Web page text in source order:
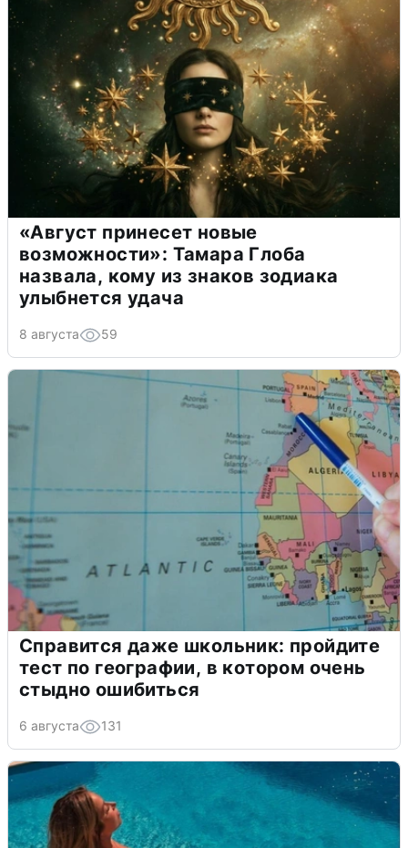
«Август принесет новые
возможности»: Тамара Глоба
назвала, кому из знаков зодиака
улыбнется удача
8 августа 59
Справится даже школьник: пройдите
тест по географии, в котором очень
стыдно ошибиться
6 августа 131